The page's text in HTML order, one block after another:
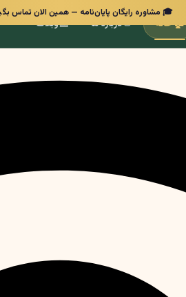
🎓 مشاوره رایگان پایان‌نامه — همین الان تماس
🏠خانه 👋درباره ما 📰وبلاگ